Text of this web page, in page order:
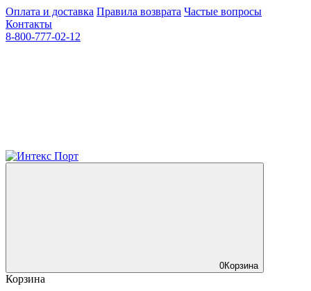
Оплата и доставка Правила возврата Частые вопросы
Контакты
8-800-777-02-12
0Корзина
Корзина